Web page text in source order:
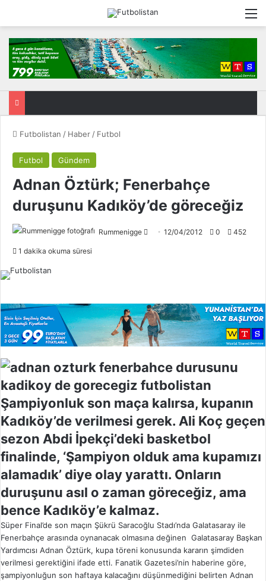
Futbolistan / Haber / Futbol
Futbol Gündem
Adnan Öztürk; Fenerbahçe
duruşunu Kadıköy’de göreceğiz
Rummenigge
w
o
n
X
12/04/2012 0 452
1 dakika okuma süresi
Şampiyonluk son maça kalırsa, kupanın
Kadıköy’de verilmesi gerek. Ali Koç geçen
sezon Abdi İpekçi’deki basketbol
finalinde, ‘Şampiyon olduk ama kupamızı
alamadık’ diye olay yarattı. Onların
duruşunu asıl o zaman göreceğiz, ama
bence Kadıköy’e kalmaz.
Süper Final’de son maçın Şükrü Saracoğlu Stadı’nda Galatasaray ile
Fenerbahçe arasında oynanacak olmasına değinen Galatasaray Başkan
Yardımcısı Adnan Öztürk, kupa töreni konusunda kararın şimdiden
verilmesi gerektiğini ifade etti. Fanatik Gazetesi’nin haberine göre,
şampiyonluğun son haftaya kalacağını düşünmediğini belirten Adnan